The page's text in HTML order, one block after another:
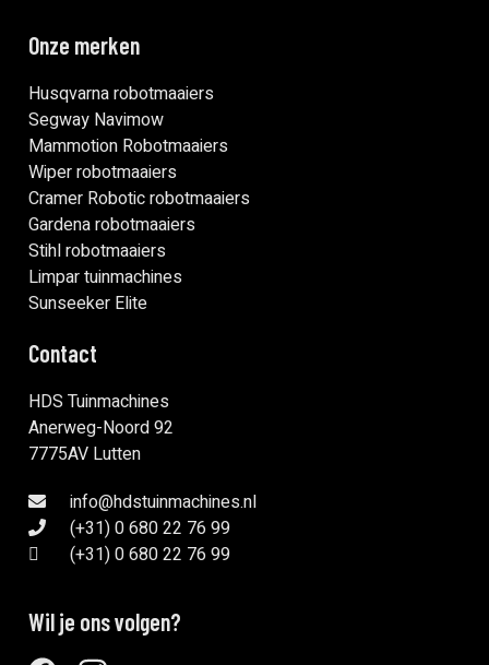
Onze merken
Husqvarna robotmaaiers
Segway Navimow
Mammotion Robotmaaiers
Wiper robotmaaiers
Cramer Robotic robotmaaiers
Gardena robotmaaiers
Stihl robotmaaiers
Limpar tuinmachines
Sunseeker Elite
Contact
HDS Tuinmachines
Anerweg-Noord 92
7775AV Lutten
info@hdstuinmachines.nl
(+31) 0 680 22 76 99
(+31) 0 680 22 76 99
Wil je ons volgen?